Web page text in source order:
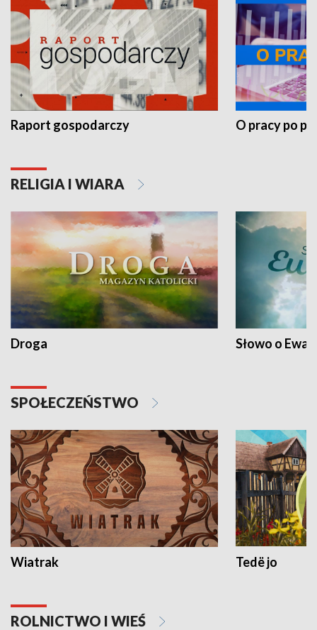
Raport gospodarczy O pracy po
RELIGIA I WIARA
Droga Słowo o
SPOŁECZEŃSTWO
Wiatrak Tedë jo
ROLNICTWO I WIEŚ